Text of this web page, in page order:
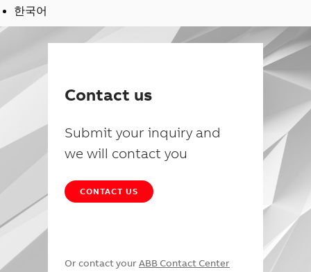
한국어
Contact us
Submit your inquiry and
we will contact you
CONTACT US
Or contact your ABB Contact Center